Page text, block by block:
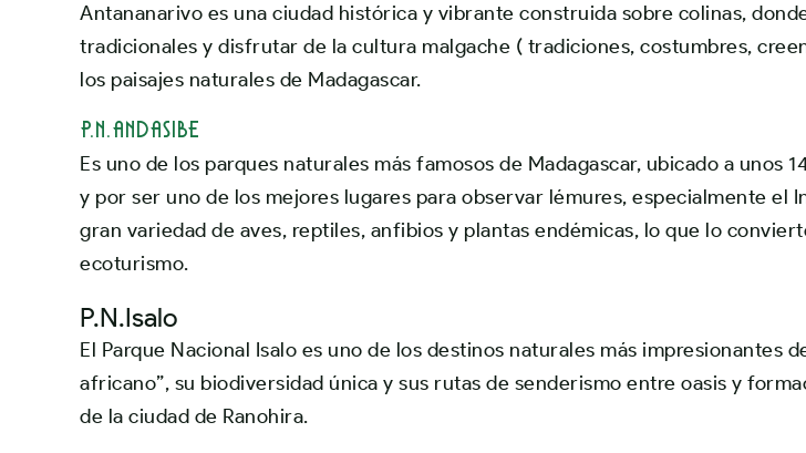
Antananarivo es una ciudad histórica y vibrante construida sobre colinas,
tradicionales y disfrutar de la cultura malgache ( tradiciones, costumbres,
los paisajes naturales de Madagascar.
P.N.Andasibe
Es uno de los parques naturales más famosos de Madagascar, ubicado a unos
y por ser uno de los mejores lugares para observar lémures, especialmente el
gran variedad de aves, reptiles, anfibios y plantas endémicas, lo que lo
ecoturismo.
P.N.Isalo
El Parque Nacional Isalo es uno de los destinos naturales más impresionantes
africano”, su biodiversidad única y sus rutas de senderismo entre oasis y
de la ciudad de Ranohira.